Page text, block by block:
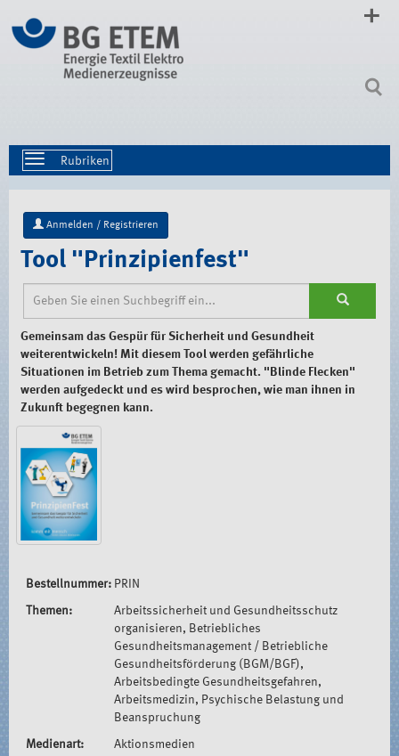
zum
Inhalt
Toggle
navigation
Anmelden / Registrieren
Tool "Prinzipienfest"
Gemeinsam das Gespür für Sicherheit und Gesundheit
weiterentwickeln! Mit diesem Tool werden gefährliche
Situationen im Betrieb zum Thema gemacht. "Blinde Flecken"
werden aufgedeckt und es wird besprochen, wie man ihnen in
Zukunft begegnen kann.
Bestellnummer: PRIN
Themen:
Arbeitssicherheit und Gesundheitsschutz
organisieren, Betriebliches
Gesundheitsmanagement / Betriebliche
Gesundheitsförderung (BGM/BGF),
Arbeitsbedingte Gesundheitsgefahren,
Arbeitsmedizin, Psychische Belastung und
Beanspruchung
Medienart: Aktionsmedien